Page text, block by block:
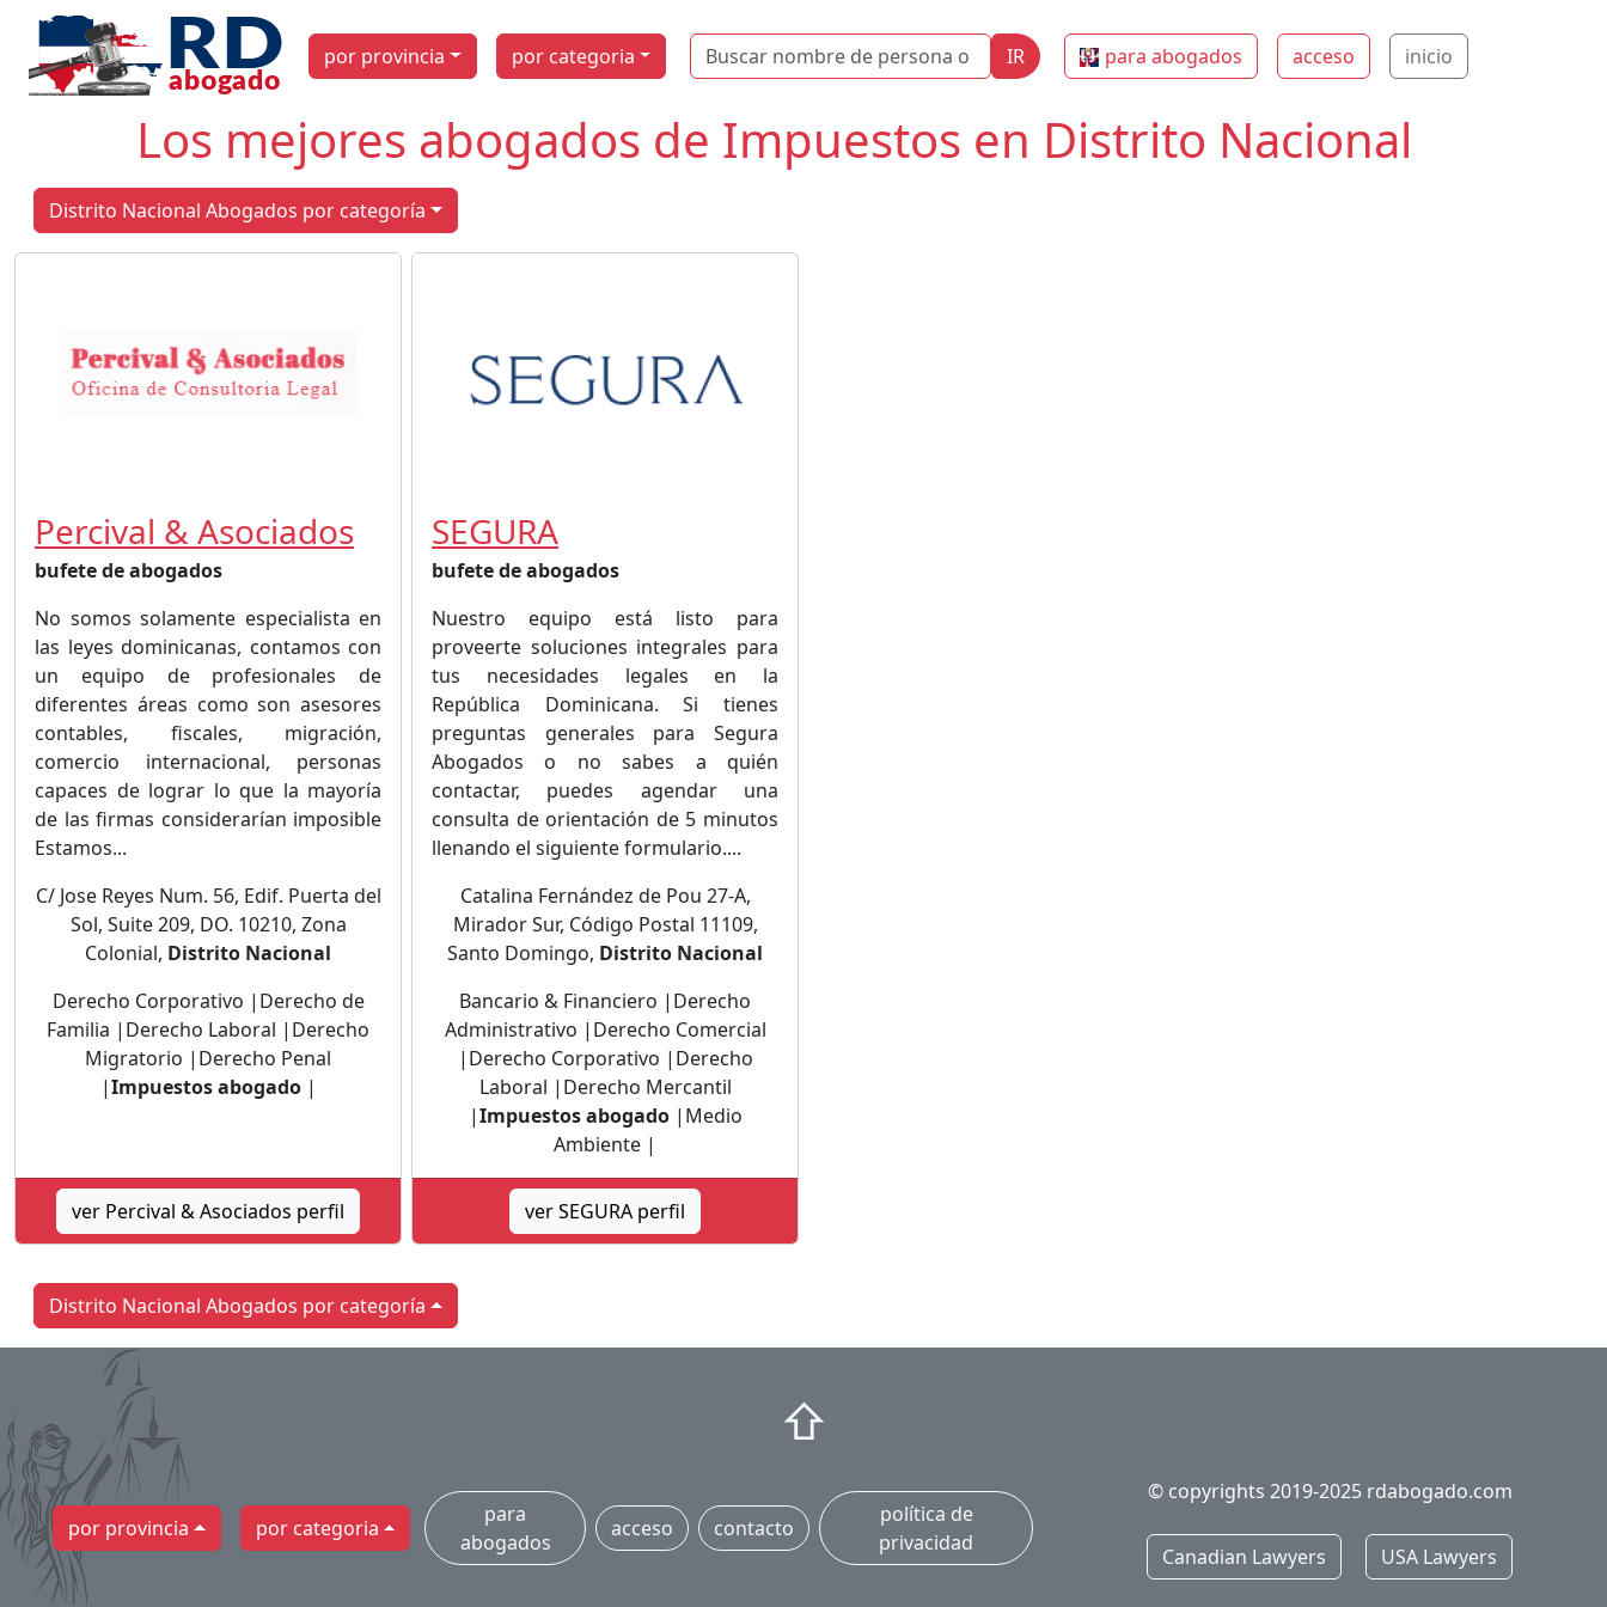
por provincia por categoria Name IR para abogados acceso inicio
Los mejores abogados de Impuestos en Distrito Nacional
Distrito Nacional Abogados por categoría
Percival & Asociados
bufete de abogados
No somos solamente especialista en
las leyes dominicanas, contamos con
un equipo de profesionales de
diferentes áreas como son asesores
contables, fiscales, migración,
comercio internacional, personas
capaces de lograr lo que la mayoría
de las firmas considerarían imposible
Estamos...
C/ Jose Reyes Num. 56, Edif. Puerta del
Sol, Suite 209, DO. 10210, Zona
Colonial, Distrito Nacional
Derecho Corporativo |Derecho de
Familia |Derecho Laboral |Derecho
Migratorio |Derecho Penal
|Impuestos abogado|
ver Percival & Asociados perfil
SEGURA
bufete de abogados
Nuestro equipo está listo para
proveerte soluciones integrales para
tus necesidades legales en la
República Dominicana. Si tienes
preguntas generales para Segura
Abogados o no sabes a quién
contactar, puedes agendar una
consulta de orientación de 5 minutos
llenando el siguiente formulario....
Catalina Fernández de Pou 27-A,
Mirador Sur, Código Postal 11109,
Santo Domingo, Distrito Nacional
Bancario & Financiero |Derecho
Administrativo |Derecho Comercial
|Derecho Corporativo |Derecho
Laboral |Derecho Mercantil
|Impuestos abogado|Medio
Ambiente |
ver SEGURA perfil
Distrito Nacional Abogados por categoría
⇧
por provincia por categoria
para
abogados
acceso contacto
política de
privacidad
© copyrights 2019-2025 rdabogado.com
Canadian Lawyers USA Lawyers